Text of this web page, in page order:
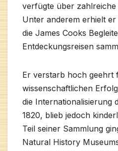
verfügte über zahlreiche
Unter anderem erhielt
die James Cooks
Entdeckungsreisen
Er verstarb hoch geehrt
wissenschaftlichen
die Internationalisierung
1820, blieb jedoch
Teil seiner Sammlung
Natural History